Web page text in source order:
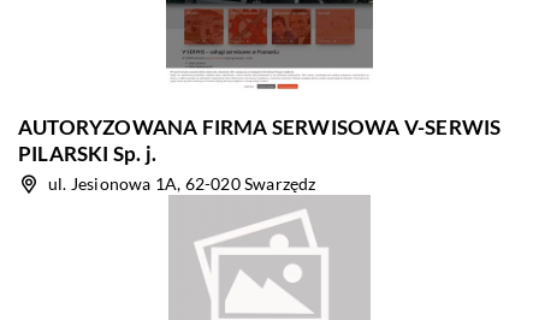
AUTORYZOWANA FIRMA SERWISOWA V-SERWIS
PILARSKI Sp. j.
ul. Jesionowa 1A, 62-020 Swarzędz